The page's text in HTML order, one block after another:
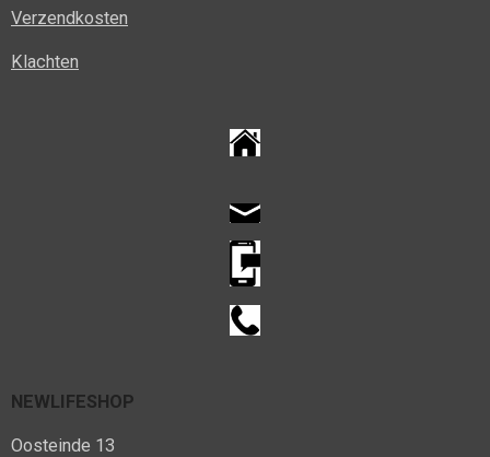
Verzendkosten
Klachten
NEWLIFESHOP
Oosteinde 13